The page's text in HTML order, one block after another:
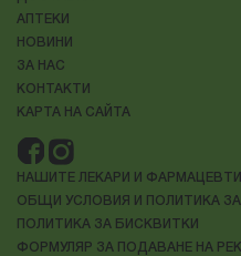
АПТЕКИ
НОВИНИ
ЗА НАС
КОНТАКТИ
КАРТА НА САЙТА
НАШИТЕ ЛЕКАРИ И ФАРМАЦЕВТИ
ОБЩИ УСЛОВИЯ И ПОЛИТИКА
ПОЛИТИКА ЗА БИСКВИТКИ
ФОРМУЛЯР ЗА ПОДАВАНЕ НА